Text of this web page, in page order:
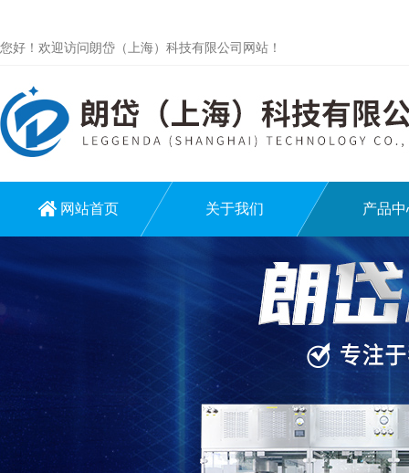
您好！欢迎访问朗岱（上海）科技有限公司网站！
网站首页 关于我们 产品中